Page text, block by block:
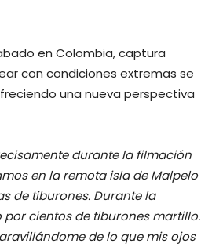
en Colombia, captura
con condiciones extremas se
una nueva perspectiva
durante la filmación
en la remota isla de Malpelo
de tiburones. Durante la
por cientos de tiburones martillo.
de lo que mis ojos